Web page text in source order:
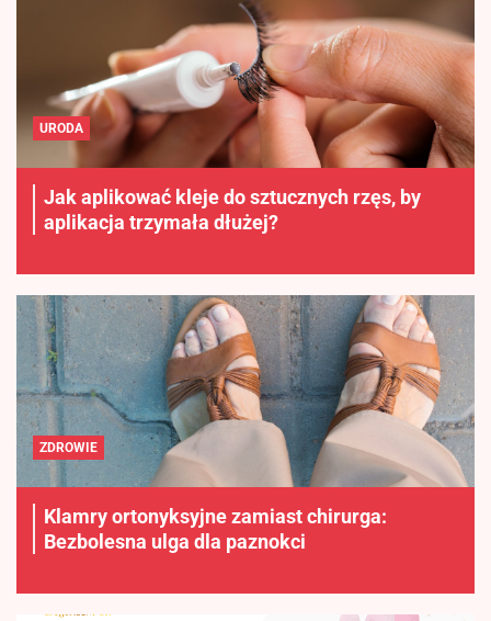
URODA
Jak aplikować kleje do sztucznych rzęs, by
aplikacja trzymała dłużej?
ZDROWIE
Klamry ortonyksyjne zamiast chirurga:
Bezbolesna ulga dla paznokci